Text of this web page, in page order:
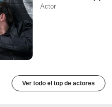
Actor
Ver todo el top de actores